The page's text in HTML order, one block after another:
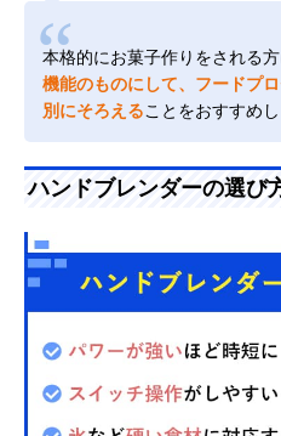
本格的にお菓子作りをされる
機能のものにして、フードプ
別にそろえることをおすすめし
ハンドブレンダーの選び